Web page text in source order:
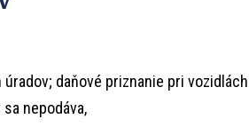
daňové priznanie pri vozidlách
nepodáva,